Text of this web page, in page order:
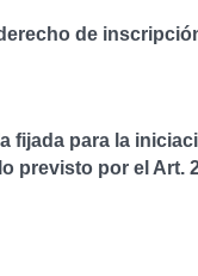
de
fijada para la
previsto por el Art.